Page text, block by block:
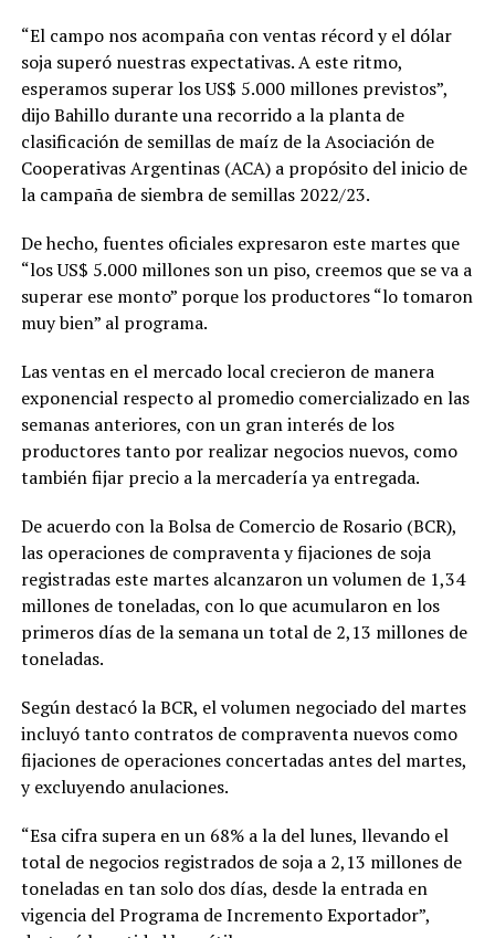
“El campo nos acompaña con ventas récord y el dólar
soja superó nuestras expectativas. A este ritmo,
esperamos superar los US$ 5.000 millones previstos”,
dijo Bahillo durante una recorrido a la planta de
clasificación de semillas de maíz de la Asociación de
Cooperativas Argentinas (ACA) a propósito del inicio de
la campaña de siembra de semillas 2022/23.
De hecho, fuentes oficiales expresaron este martes que
“los US$ 5.000 millones son un piso, creemos que se va a
superar ese monto” porque los productores “lo tomaron
muy bien” al programa.
Las ventas en el mercado local crecieron de manera
exponencial respecto al promedio comercializado en las
semanas anteriores, con un gran interés de los
productores tanto por realizar negocios nuevos, como
también fijar precio a la mercadería ya entregada.
De acuerdo con la Bolsa de Comercio de Rosario (BCR),
las operaciones de compraventa y fijaciones de soja
registradas este martes alcanzaron un volumen de 1,34
millones de toneladas, con lo que acumularon en los
primeros días de la semana un total de 2,13 millones de
toneladas.
Según destacó la BCR, el volumen negociado del martes
incluyó tanto contratos de compraventa nuevos como
fijaciones de operaciones concertadas antes del martes,
y excluyendo anulaciones.
“Esa cifra supera en un 68% a la del lunes, llevando el
total de negocios registrados de soja a 2,13 millones de
toneladas en tan solo dos días, desde la entrada en
vigencia del Programa de Incremento Exportador”,